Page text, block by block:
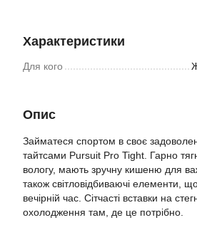
Характеристики
Для кого
Опис
Займатеся спортом в своє
тайтсами Pursuit Pro Tight. Гарно
вологу, мають зручну кишеню для
також світловідбиваючі елементи,
вечірній час. Сітчасті вставки на
охолодження там, де це потрібно.